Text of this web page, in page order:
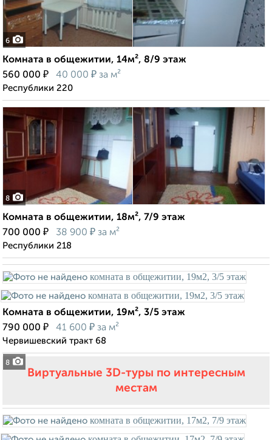
6
Комната в общежитии, 14м², 8/9 этаж
560 000 ₽ 40 000 ₽ за м²
Республики 220
8
Комната в общежитии, 18м², 7/9 этаж
700 000 ₽ 38 900 ₽ за м²
Республики 218
8
Комната в общежитии, 19м², 3/5 этаж
790 000 ₽ 41 600 ₽ за м²
Червишевский тракт 68
Виртуальные 3D-туры по интересным
местам